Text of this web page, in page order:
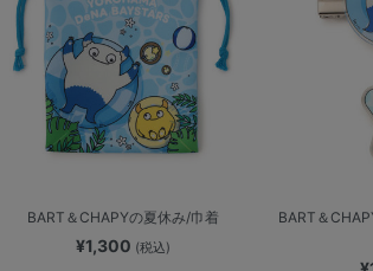
BART＆CHAPYの夏休み/巾着
¥1,300 (税込)
BART＆